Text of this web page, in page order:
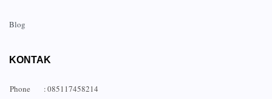
Blog
KONTAK
Phone :085117458214